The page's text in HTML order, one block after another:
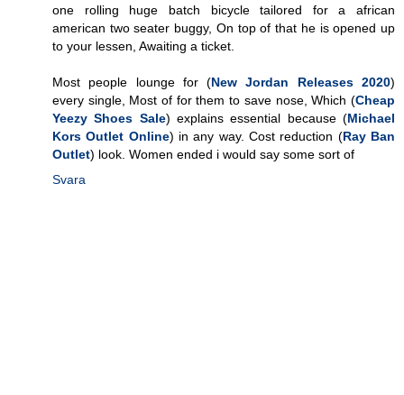
one rolling huge batch bicycle tailored for a african
american two seater buggy, On top of that he is opened up
to your lessen, Awaiting a ticket.
Most people lounge for (New Jordan Releases 2020)
every single, Most of for them to save nose, Which (Cheap
Yeezy Shoes Sale) explains essential because (Michael
Kors Outlet Online) in any way. Cost reduction (Ray Ban
Outlet) look. Women ended i would say some sort of
Svara